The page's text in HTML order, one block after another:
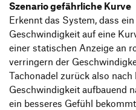
Szenario gefährliche Kurve
Erkennt das System, dass
Geschwindigkeit auf eine
einer statischen Anzeige an
verringern der
Tachonadel zurück also
Geschwindigkeit aufbauend
ein besseres Gefühl